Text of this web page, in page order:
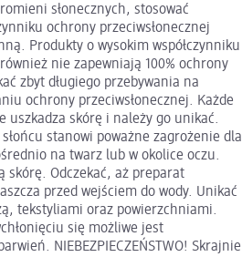
słonecznych, stosować
ochrony przeciwsłonecznej
Produkty o wysokim współczynniku
nie zapewniają 100% ochrony
zbyt długiego przebywania na
ochrony przeciwsłonecznej. Każde
uszkadza skórę i należy go unikać.
stanowi poważne zagrożenie dla
na twarz lub w okolice oczu.
skórę. Odczekać, aż preparat
przed wejściem do wody. Unikać
tekstyliami oraz powierzchniami.
się możliwe jest
NIEBEZPIECZEŃSTWO! Skrajnie